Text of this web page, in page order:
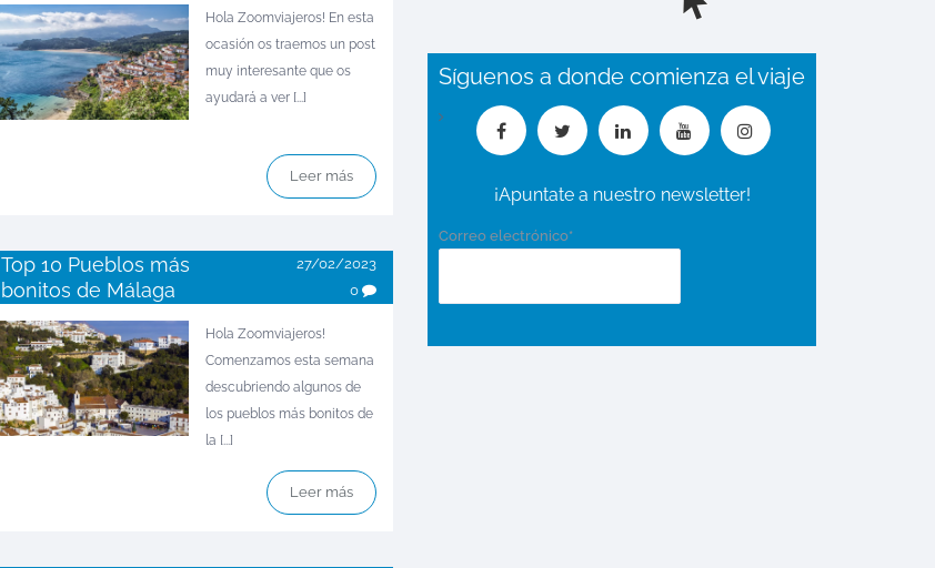
Hola Zoomviajeros! En esta
ocasión os traemos un post
muy interesante que os
ayudará a ver [...]
Leer más
Top 10 Pueblos más
bonitos de Málaga
27/02/2023
0
Hola Zoomviajeros!
Comenzamos esta semana
descubriendo algunos de
los pueblos más bonitos de
la [...]
Leer más
Síguenos a donde comienza el viaje
¡Apuntate a nuestro newsletter!
Correo electrónico*